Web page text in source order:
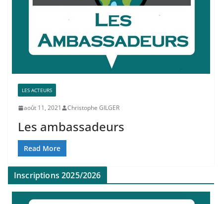
LES ACTEURS
août 11, 2021 Christophe GILGER
Les ambassadeurs
Read More
Inscriptions 2025/2026